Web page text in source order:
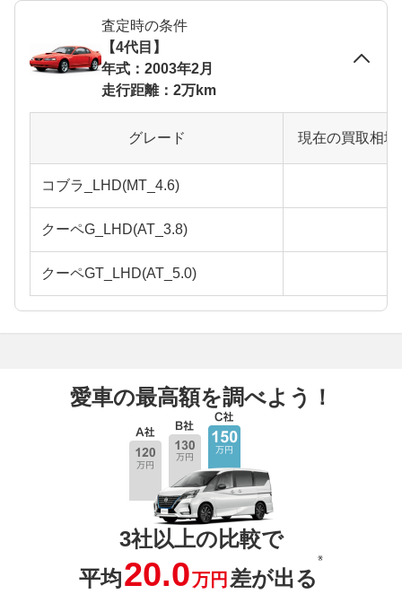
査定時の条件
【4代目】
年式：2003年2月
走行距離：2万km
グレード 現在の買取相
コブラ_LHD(MT_4.6)
クーペG_LHD(AT_3.8)
クーペGT_LHD(AT_5.0)
愛車の最高額を調べよう！
3社以上の比較で
平均20.0万円 差が出る
※